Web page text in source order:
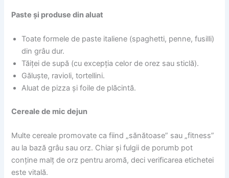
Paste și produse din aluat
Toate formele de paste italiene (spaghetti, penne, fusilli)
din grâu dur.
Tăiței de supă (cu excepția celor de orez sau sticlă).
Găluște, ravioli, tortellini.
Aluat de pizza și foile de plăcintă.
Cereale de mic dejun
Multe cereale promovate ca fiind „sănătoase” sau „fitness”
au la bază grâu sau orz. Chiar și fulgii de porumb pot
conține malț de orz pentru aromă, deci verificarea etichetei
este vitală.